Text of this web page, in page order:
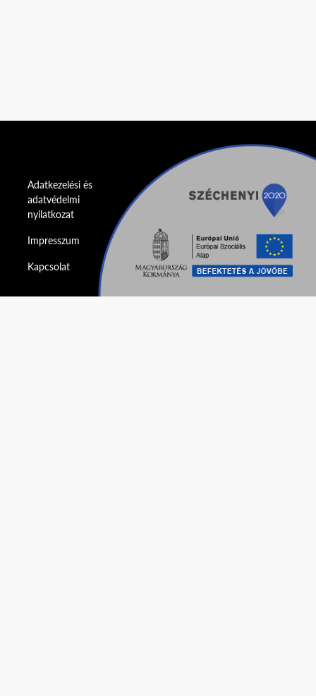
Adatkezelési és
adatvédelmi
nyilatkozat
Impresszum
Kapcsolat